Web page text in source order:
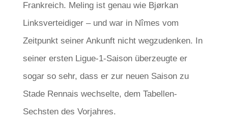
Frankreich. Meling ist genau wie Bjørkan
Linksverteidiger – und war in Nîmes vom
Zeitpunkt seiner Ankunft nicht wegzudenken. In
seiner ersten Ligue-1-Saison überzeugte er
sogar so sehr, dass er zur neuen Saison zu
Stade Rennais wechselte, dem Tabellen-
Sechsten des Vorjahres.